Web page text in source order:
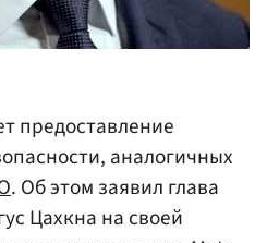
предоставление
аналогичных
. Об этом заявил глава
Цахкна на своей